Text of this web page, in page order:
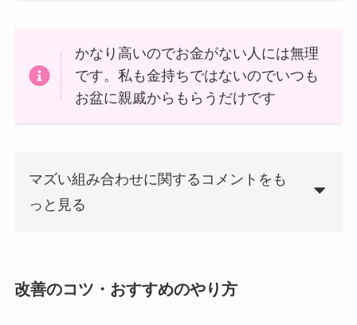
かなり高いのでお金がない人には無理
です。私も金持ちではないのでいつも
お盆に親戚からもらうだけです
マズい組み合わせに関するコメントをも
っと見る
改善のコツ・おすすめのやり方